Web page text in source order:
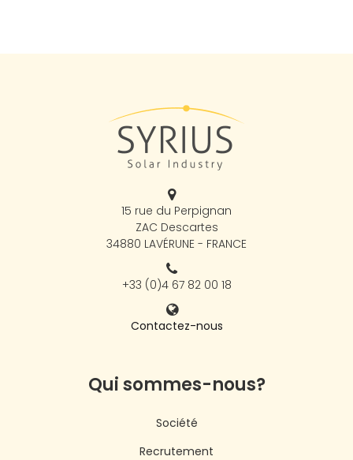
15 rue du Perpignan
ZAC Descartes
34880 LAVÉRUNE - FRANCE
+33 (0)4 67 82 00 18
Contactez-nous
Qui sommes-nous?
Société
Recrutement